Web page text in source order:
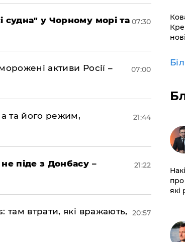
судна" у Чорному морі та 07:30
активи Росії –
07:00
та його режим,
21:44
піде з Донбасу –
21:22
втрати, які вражають,
20:57
про
які